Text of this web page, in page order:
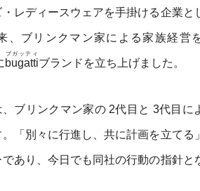
・レディースウェアを手掛ける企業と
、ブリンクマン家による家族経営
bugatti
ブガッティ
ブランドを立ち上げました。
、ブリンクマン家の 2代目と 3代目に
「別々に行進し、共に計画を立てる
あり、今日でも同社の行動の指針と